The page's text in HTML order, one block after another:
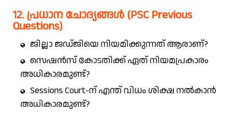
12. പ്രധാന ചോദ്യങ്ങൾ (PSC Previous
Questions)
ജില്ലാ ജഡ്ജിയെ നിയമിക്കുന്നത് ആരാണ്?
സെഷൻസ് കോടതിക്ക് ഏത് നിയമപ്രകാരം
അധികാരമുണ്ട്?
Sessions Court-ന് എന്ത് വിധം ശിക്ഷ നൽകാൻ
അധികാരമുണ്ട്?